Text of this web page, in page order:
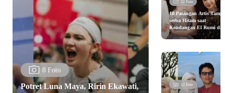
8 Foto
Potret Luna Maya, Ririn Ekawati,
10 Foto
10 Pasangan Artis
serba Hitam saat
Kondangan El Rumi dan
Syifa Hadju dari Nagita
12 Foto